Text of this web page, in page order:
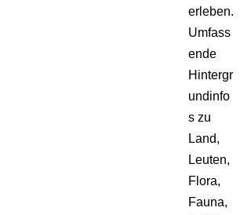
erleben.
Umfass
ende
Hintergr
undinfo
s zu
Land,
Leuten,
Flora,
Fauna,